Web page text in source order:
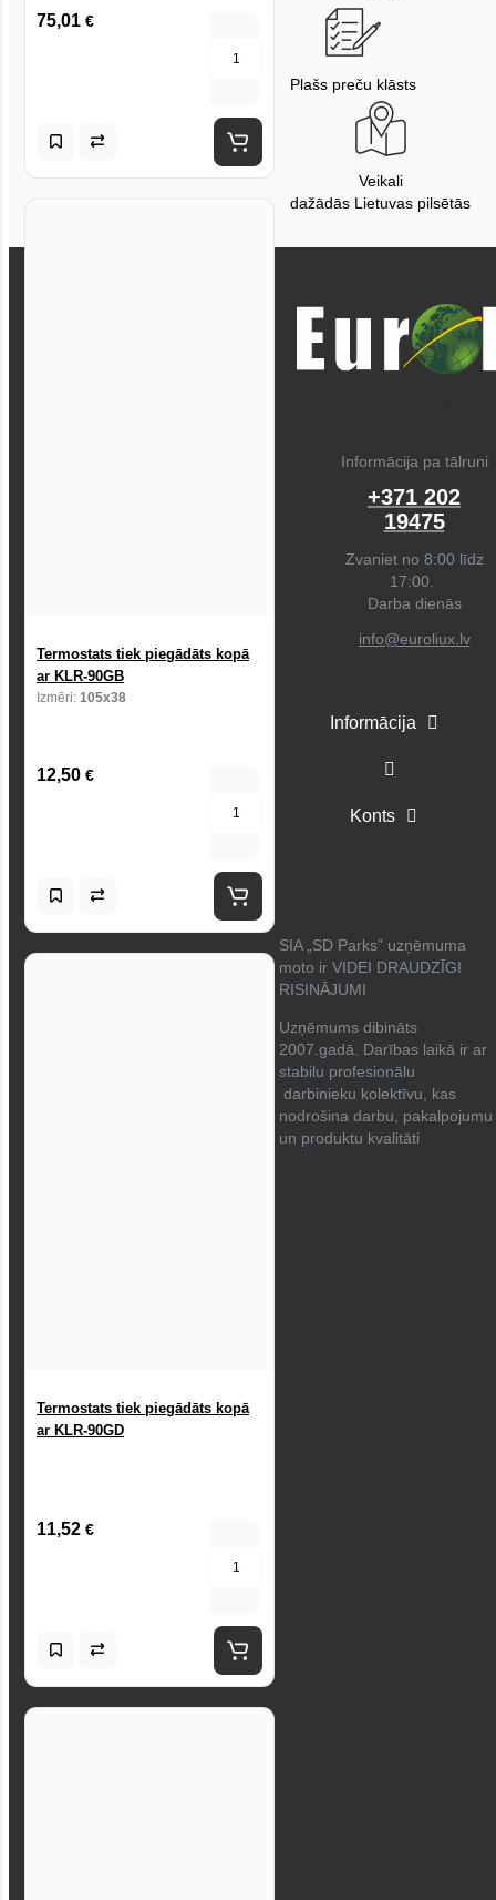
75,01 €
Termostats tiek piegādāts kopā
ar KLR-90GB
Izmēri: 105x38
12,50 €
Termostats tiek piegādāts kopā
ar KLR-90GD
11,52 €
Plašs preču klāsts
Veikali
dažādās Lietuvas pilsētās
Informācija pa tālruni
+371 202
19475
Zvaniet no 8:00 līdz
17:00.
Darba dienās
info@euroliux.lv
Informācija
Konts
SIA „SD Parks” uzņēmuma
moto ir VIDEI DRAUDZĪGI
RISINĀJUMI
Uzņēmums dibināts
2007.gadā. Darības laikā ir ar
stabilu profesionālu
darbinieku kolektīvu, kas
nodrošina darbu, pakalpojumu
un produktu kvalitāti